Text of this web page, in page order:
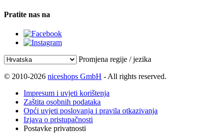
Pratite nas na
Promjena regije / jezika
© 2010-2026 niceshops GmbH - All rights reserved.
Impresum i uvjeti korištenja
Zaštita osobnih podataka
Opći uvjeti poslovanja i pravila otkazivanja
Izjava o pristupačnosti
Postavke privatnosti